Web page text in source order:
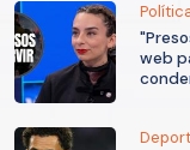
web